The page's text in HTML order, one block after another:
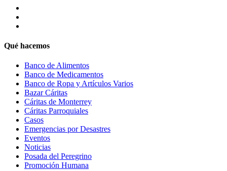
Qué hacemos
Banco de Alimentos
Banco de Medicamentos
Banco de Ropa y Artículos Varios
Bazar Cáritas
Cáritas de Monterrey
Cáritas Parroquiales
Casos
Emergencias por Desastres
Eventos
Noticias
Posada del Peregrino
Promoción Humana